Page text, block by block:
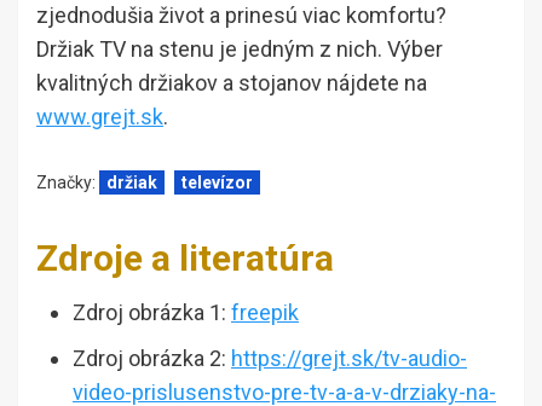
zjednodušia život a prinesú viac komfortu?
Držiak TV na stenu je jedným z nich. Výber
kvalitných držiakov a stojanov nájdete na
www.grejt.sk.
Značky: držiak televízor
Zdroje a literatúra
Zdroj obrázka 1: freepik
Zdroj obrázka 2: https://grejt.sk/tv-audio-
video-prislusenstvo-pre-tv-a-a-v-drziaky-na-